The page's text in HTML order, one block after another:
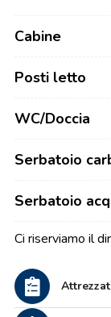
Cabine
Posti letto
WC/Doccia
Serbatoio
Serbatoio
Ci riserviamo il